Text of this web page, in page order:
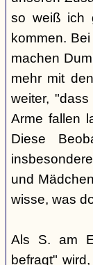
so weiß ich
kommen.
machen
mehr mit
weiter,
Arme fallen
Diese
und
wisse, was
Als S. am
befragt"